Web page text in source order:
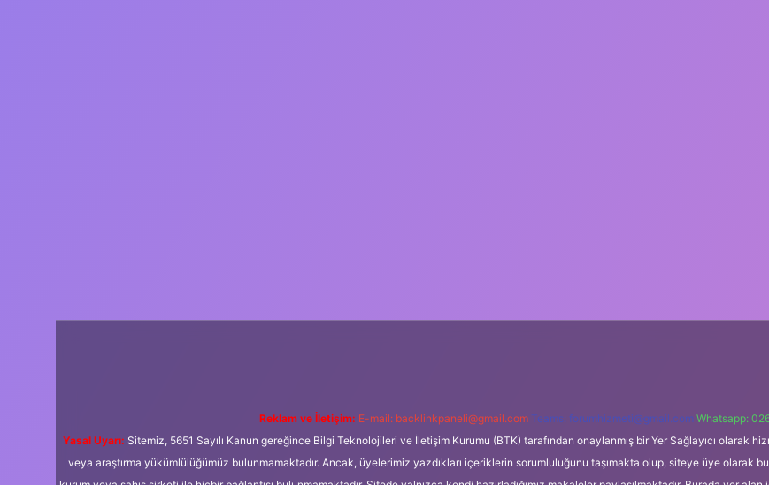
Reklam ve İletişim: E-mail: backlinkpaneli@gmail.com Teams: forumhizmeti@gmail.com Whatsapp:
Yasal Uyarı: Sitemiz, 5651 Sayılı Kanun gereğince Bilgi Teknolojileri ve İletişim Kurumu (BTK) tarafından onaylanmış bir Yer Sağlayıcı
veya araştırma yükümlülüğümüz bulunmamaktadır. Ancak, üyelerimiz yazdıkları içeriklerin sorumluluğunu taşımakta olup, siteye üye olarak